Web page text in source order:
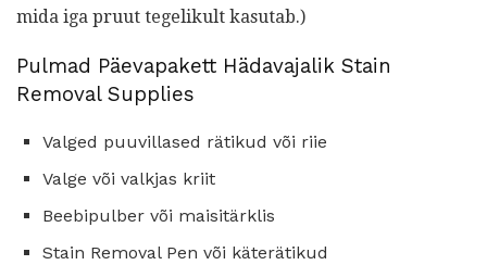
mida iga pruut tegelikult kasutab.)
Pulmad Päevapakett Hädavajalik Stain
Removal Supplies
Valged puuvillased rätikud või riie
Valge või valkjas kriit
Beebipulber või maisitärklis
Stain Removal Pen või käterätikud